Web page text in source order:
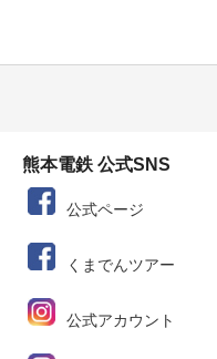
熊本電鉄 公式SNS
公式ページ
くまでんツアー
公式アカウント